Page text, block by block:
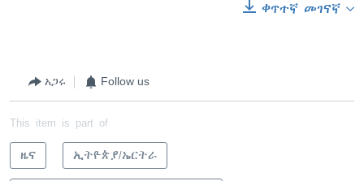
ቀጥተኛ መገናኛ
አጋሩ Follow us
This item is part of
ዜና ኢትዮጵያ/ኤርትራ